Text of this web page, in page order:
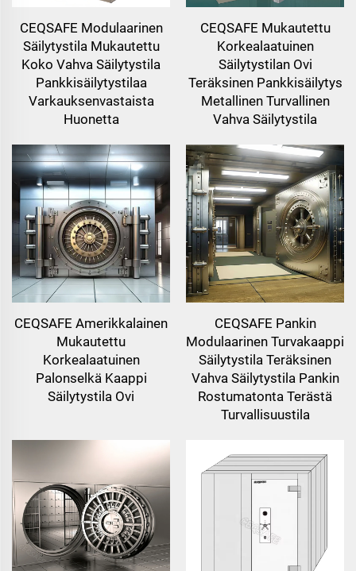
CEQSAFE Modulaarinen
Säilytystila Mukautettu
Koko Vahva Säilytystila
Pankkisäilytystilaa
Varkauksenvastaista
Huonetta
CEQSAFE Mukautettu
Korkealaatuinen
Säilytystilan Ovi
Teräksinen Pankkisäilytys
Metallinen Turvallinen
Vahva Säilytystila
CEQSAFE Amerikkalainen
Mukautettu
Korkealaatuinen
Palonselkä Kaappi
Säilytystila Ovi
CEQSAFE Pankin
Modulaarinen Turvakaappi
Säilytystila Teräksinen
Vahva Säilytystila Pankin
Rostumatonta Terästä
Turvallisuustila